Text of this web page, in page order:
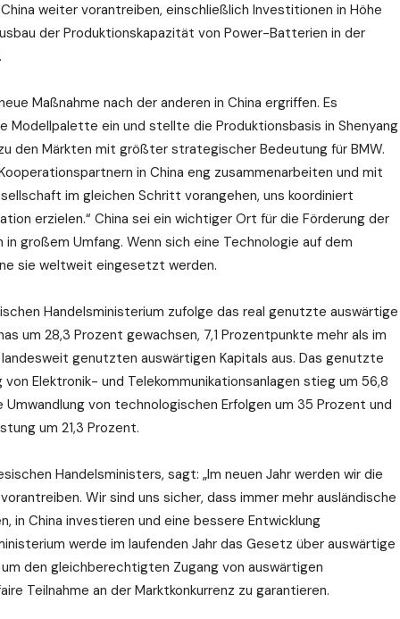
weiter vorantreiben, einschließlich Investitionen in Höhe
der Produktionskapazität von Power-Batterien in der
Maßnahme nach der anderen in China ergriffen. Es
Modellpalette ein und stellte die Produktionsbasis in Shenyang
den Märkten mit größter strategischer Bedeutung für BMW.
in China eng zusammenarbeiten und mit
im gleichen Schritt vorangehen, uns koordiniert
erzielen.“ China sei ein wichtiger Ort für die Förderung der
großem Umfang. Wenn sich eine Technologie auf dem
sie weltweit eingesetzt werden.
Handelsministerium zufolge das real genutzte auswärtige
um 28,3 Prozent gewachsen, 7,1 Prozentpunkte mehr als im
genutzten auswärtigen Kapitals aus. Das genutzte
Elektronik- und Telekommunikationsanlagen stieg um 56,8
von technologischen Erfolgen um 35 Prozent und
um 21,3 Prozent.
Handelsministers, sagt: „Im neuen Jahr werden wir die
Wir sind uns sicher, dass immer mehr ausländische
in China investieren und eine bessere Entwicklung
werde im laufenden Jahr das Gesetz über auswärtige
den gleichberechtigten Zugang von auswärtigen
Teilnahme an der Marktkonkurrenz zu garantieren.